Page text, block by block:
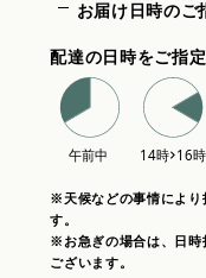
お届け日時のご
配達の日時をご指定
※天候などの事情により
す。
※お急ぎの場合は、日時
ございます。